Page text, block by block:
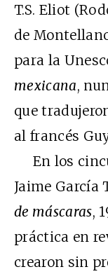
T.S. Eliot
de
para la
mexicana,
que
al francés
En los
Jaime García
de máscaras,
práctica en
crearon sin